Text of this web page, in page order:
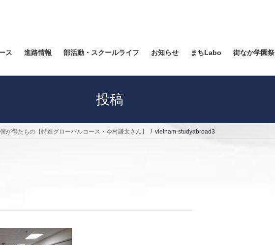
ス 進路情報 部活動・スクールライフ お知らせ まちLabo 街なか学園祭
投稿
得たもの【特進グローバルコース・今村謙太さん】 vietnam-studyabroad3